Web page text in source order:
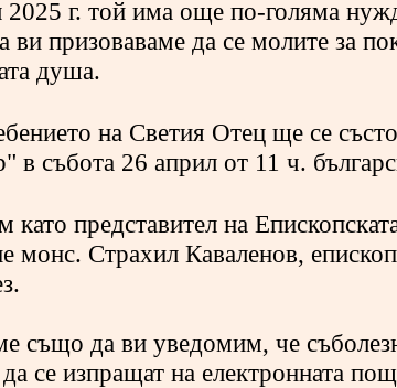
2025 г. той има още по-голяма
ви призоваваме да се молите за
душа.
на Светия Отец ще се
в събота 26 април от 11 ч.
като представител на
монс. Страхил Каваленов,
също да ви уведомим, че
се изпращат на електронната